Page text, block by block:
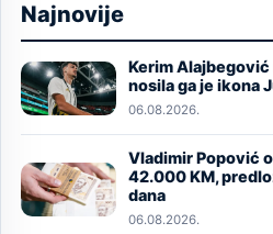
Najnovije
Image
Kerim Alajbegović
nosila ga je ikona
06.08.2026.
Image
Vladimir Popović
42.000 KM,
dana
06.08.2026.